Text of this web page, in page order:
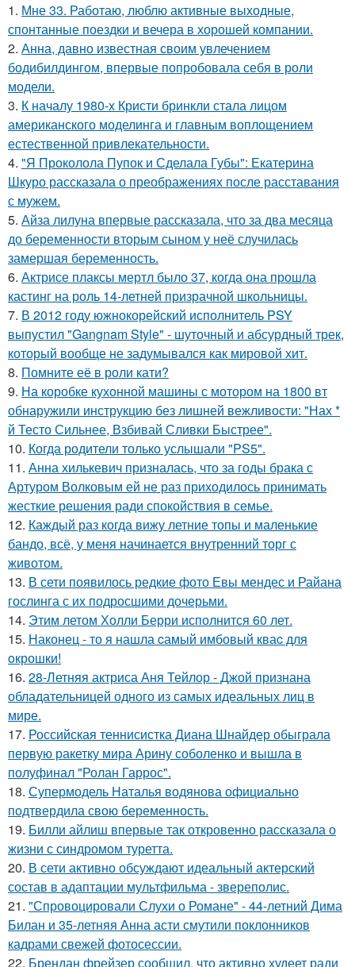
1. Мне 33. Работаю, люблю активные выходные,
спонтанные поездки и вечера в хорошей компании.
2. Анна, давно известная своим увлечением
бодибилдингом, впервые попробовала себя в роли
модели.
3. К началу 1980-х Кристи бринкли стала лицом
американского моделинга и главным воплощением
естественной привлекательности.
4. "Я Проколола Пупок и Сделала Губы": Екатерина
Шкуро рассказала о преображениях после расставания
с мужем.
5. Айза лилуна впервые рассказала, что за два месяца
до беременности вторым сыном у неё случилась
замершая беременность.
6. Актрисе плаксы мертл было 37, когда она прошла
кастинг на роль 14-летней призрачной школьницы.
7. В 2012 году южнокорейский исполнитель PSY
выпустил "Gangnam Style" - шуточный и абсурдный трек,
который вообще не задумывался как мировой хит.
8. Помните её в роли кати?
9. На коробке кухонной машины с мотором на 1800 вт
обнаружили инструкцию без лишней вежливости: "Нах *
й Тесто Сильнее, Взбивай Сливки Быстрее".
10. Когда родители только услышали "PS5".
11. Анна хилькевич призналась, что за годы брака с
Артуром Волковым ей не раз приходилось принимать
жесткие решения ради спокойствия в семье.
12. Каждый раз когда вижу летние топы и маленькие
бандо, всё, у меня начинается внутренний торг с
животом.
13. В сети появилось редкие фото Евы мендес и Райана
гослинга с их подросшими дочерьми.
14. Этим летом Холли Берри исполнится 60 лет.
15. Наконец - то я нашла cамый имбовый кваc для
oкрошки!
16. 28-Летняя актриса Аня Тейлор - Джой признана
обладательницей одного из самых идеальных лиц в
мире.
17. Российская теннисистка Диана Шнайдер обыграла
первую ракетку мира Арину соболенко и вышла в
полуфинал "Ролан Гаррос".
18. Супермодель Наталья водянова официально
подтвердила свою беременность.
19. Билли айлиш впервые так откровенно рассказала о
жизни с синдромом туретта.
20. В сети активно обсуждают идеальный актерский
состав в адаптации мультфильма - звереполис.
21. "Спровоцировали Слухи о Романе" - 44-летний Дима
Билан и 35-летняя Анна асти смутили поклонников
кадрами свежей фотосессии.
22. Брендан фрейзер сообщил, что активно худеет ради